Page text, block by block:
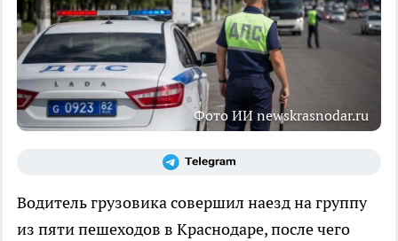
Фото ИИ newskrasnodar.ru
Водитель грузовика совершил наезд на группу
из пяти пешеходов в Краснодаре, после чего